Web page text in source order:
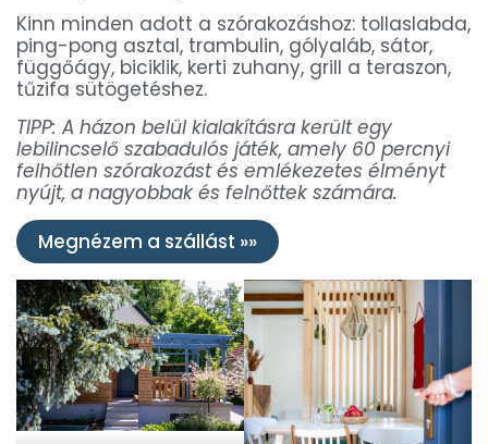
Kinn minden adott a szórakozáshoz: tollaslabda,
ping-pong asztal, trambulin, gólyaláb, sátor,
függőágy, biciklik, kerti zuhany, grill a teraszon,
tűzifa sütögetéshez.
TIPP: A házon belül kialakításra került egy
lebilincselő szabadulós játék, amely 60 percnyi
felhőtlen szórakozást és emlékezetes élményt
nyújt, a nagyobbak és felnőttek számára.
Megnézem a szállást »»